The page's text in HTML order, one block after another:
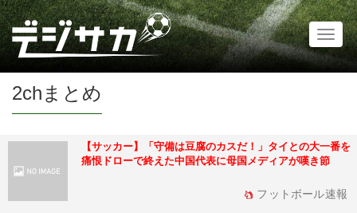
2chまとめ
【サッカー】「守備は豆腐のカスだ！」タイとの大一番を
痛恨ドローで終えた中国代表に母国メディアが嘆き節
フットボール速報